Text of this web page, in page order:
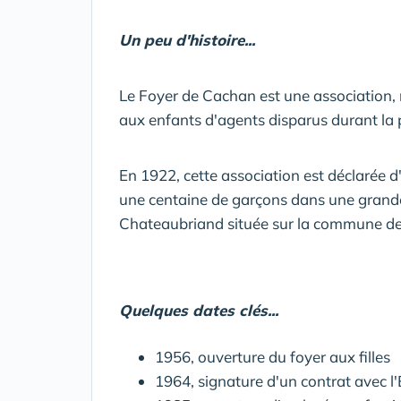
Un peu d'histoire...
Le Foyer de Cachan est une
aux enfants d'agents disparus durant la
En 1922, cette association est déclarée
une centaine de garçons dans une
Chateaubriand située sur la commune
Quelques dates clés...
1956, ouverture du foyer aux filles
1964, signature d'un contrat avec